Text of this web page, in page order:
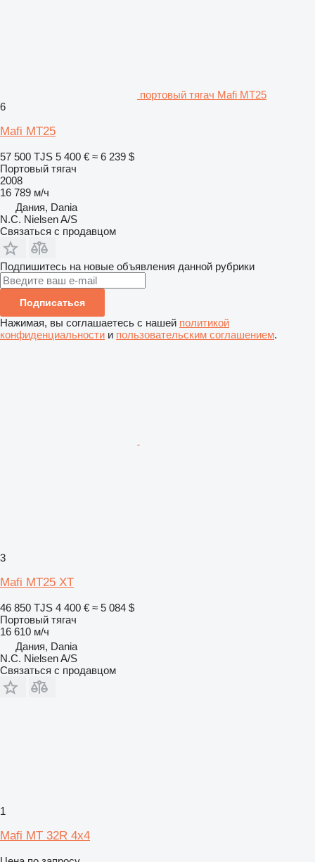
портовый тягач Mafi MT25
6
Mafi MT25
57 500 TJS 5 400 € ≈ 6 239 $
Портовый тягач
2008
16 789 м/ч
Дания, Dania
N.C. Nielsen A/S
Связаться с продавцом
Подпишитесь на новые объявления данной рубрики
Подписаться
Нажимая, вы соглашаетесь с нашей политикой
конфиденциальности и пользовательским соглашением.
3
Mafi MT25 XT
46 850 TJS 4 400 € ≈ 5 084 $
Портовый тягач
16 610 м/ч
Дания, Dania
N.C. Nielsen A/S
Связаться с продавцом
1
Mafi MT 32R 4x4